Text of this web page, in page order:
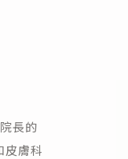
長的
皮膚科